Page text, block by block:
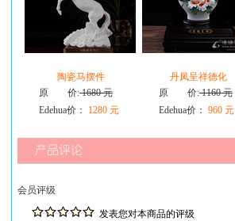
陶瓷马摆件
原 价:1680 元
Edehua价：
1280 元
丹凤呈祥德化
原 价:1160 元
Edehua价： 960 元
会员评级
发表您对本商品的评级